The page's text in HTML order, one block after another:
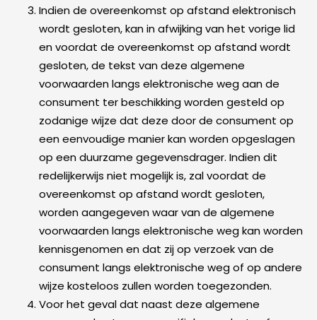
Indien de overeenkomst op afstand elektronisch
wordt gesloten, kan in afwijking van het vorige lid
en voordat de overeenkomst op afstand wordt
gesloten, de tekst van deze algemene
voorwaarden langs elektronische weg aan de
consument ter beschikking worden gesteld op
zodanige wijze dat deze door de consument op
een eenvoudige manier kan worden opgeslagen
op een duurzame gegevensdrager. Indien dit
redelijkerwijs niet mogelijk is, zal voordat de
overeenkomst op afstand wordt gesloten,
worden aangegeven waar van de algemene
voorwaarden langs elektronische weg kan worden
kennisgenomen en dat zij op verzoek van de
consument langs elektronische weg of op andere
wijze kosteloos zullen worden toegezonden.
Voor het geval dat naast deze algemene